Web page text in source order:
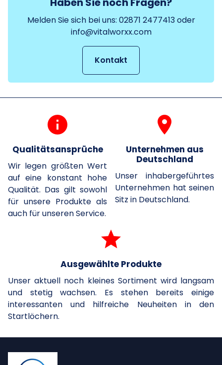
Melden Sie sich bei uns: 02871 2477413 oder
info@vitalworxx.com
Kontakt
info
Qualitätsansprüche
Wir legen größten Wert
auf eine konstant hohe
Qualität. Das gilt sowohl
für unsere Produkte als
auch für unseren Service.
room
Unternehmen aus
Deutschland
Unser inhabergeführtes
Unternehmen hat seinen
Sitz in Deutschland.
grade
Ausgewählte Produkte
Unser aktuell noch kleines Sortiment wird langsam
und stetig wachsen. Es stehen bereits einige
interessanten und hilfreiche Neuheiten in den
Startlöchern.